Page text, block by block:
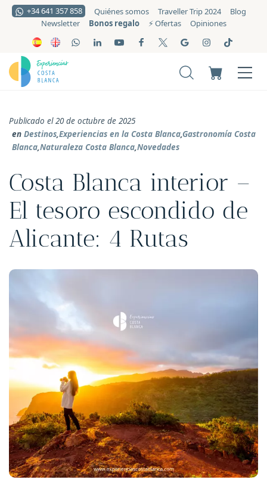
+34 641 357 858 Quiénes somos Traveller Trip 2024
Blog
Newsletter
Bonos regalo ⚡️ Ofertas Opiniones
Publicado el 20 de octubre de 2025
en Destinos,Experiencias en la Costa Blanca,Gastronomía Costa
Blanca,Naturaleza Costa Blanca,Novedades
Costa Blanca interior –
El tesoro escondido de
Alicante: 4 Rutas